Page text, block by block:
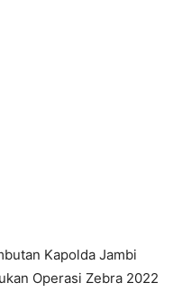
Kapolda Jambi
Operasi Zebra 2022